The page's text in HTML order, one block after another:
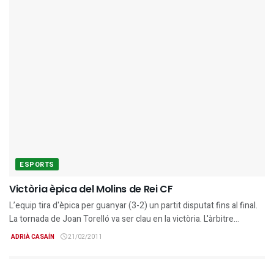
ESPORTS
Victòria èpica del Molins de Rei CF
L’equip tira d'èpica per guanyar (3-2) un partit disputat fins al final.
La tornada de Joan Torelló va ser clau en la victòria. L'àrbitre...
ADRIÀ CASAÍN 21/02/2011